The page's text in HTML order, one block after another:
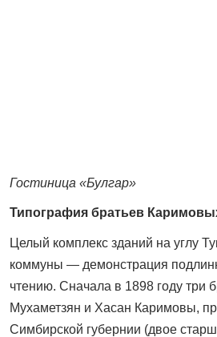
Гостиница «Булгар»
Типография братьев
Целый комплекс зданий на углу
коммуны — демонстрация
чтению. Сначала в 1898 году три
Мухаметзян и Хасан Каримовы,
Симбирской губернии (двое